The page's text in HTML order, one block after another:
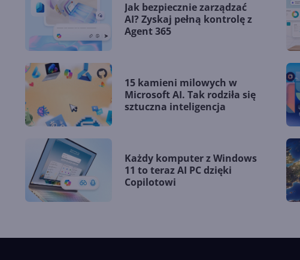
Jak bezpiecznie zarządzać
AI? Zyskaj pełną kontrolę z
Agent 365
15 kamieni milowych w
Microsoft AI. Tak rodziła się
sztuczna inteligencja
Każdy komputer z Windows
11 to teraz AI PC dzięki
Copilotowi